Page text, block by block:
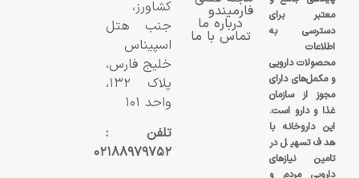
معتبر برای
دسترسی به
اطلاعات
محصولات دارویی
و مکمل‌های دارای
مجوز از سازمان
غذا و دارو است.
این داروخانه با
هدف تسهیل در
تامین نیازهای
دارویی مردم و
فارمیندو
درباره ما
تماس با ما
کشاورز،
جنب هتل
اسپیناس
خلیج فارس،
پلاک ۱۳۲،
واحد ۱۰۱
تلفن :
۰۲۱۸۸۹۷۹۷۵۲